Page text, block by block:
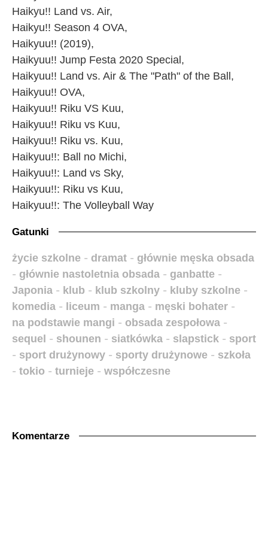
Haikyu!! Land vs. Air,
Haikyu!! Season 4 OVA,
Haikyuu!! (2019),
Haikyuu!! Jump Festa 2020 Special,
Haikyuu!! Land vs. Air & The "Path" of the Ball,
Haikyuu!! OVA,
Haikyuu!! Riku VS Kuu,
Haikyuu!! Riku vs Kuu,
Haikyuu!! Riku vs. Kuu,
Haikyuu!!: Ball no Michi,
Haikyuu!!: Land vs Sky,
Haikyuu!!: Riku vs Kuu,
Haikyuu!!: The Volleyball Way
Gatunki
życie szkolne - dramat - głównie męska obsada
- głównie nastoletnia obsada - ganbatte -
Japonia - klub - klub szkolny - kluby szkolne -
komedia - liceum - manga - męski bohater -
na podstawie mangi - obsada zespołowa -
sequel - shounen - siatkówka - slapstick - sport
- sport drużynowy - sporty drużynowe - szkoła
- tokio - turnieje - współczesne
Komentarze